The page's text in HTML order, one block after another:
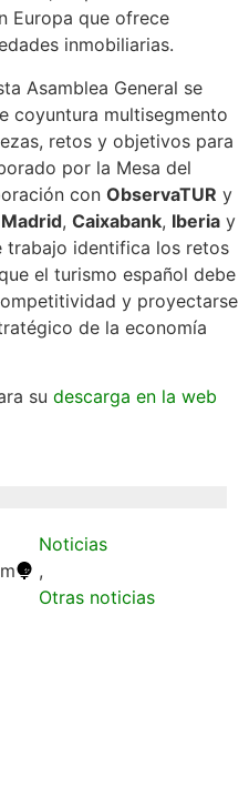
Europa que ofrece
inmobiliarias.
Asamblea General se
coyuntura multisegmento
retos y objetivos para
por la Mesa del
con ObservaTUR y
, Caixabank, Iberia y
trabajo identifica los retos
el turismo español debe
y proyectarse
de la economía
su descarga en la web
Noticias
,
Otras noticias